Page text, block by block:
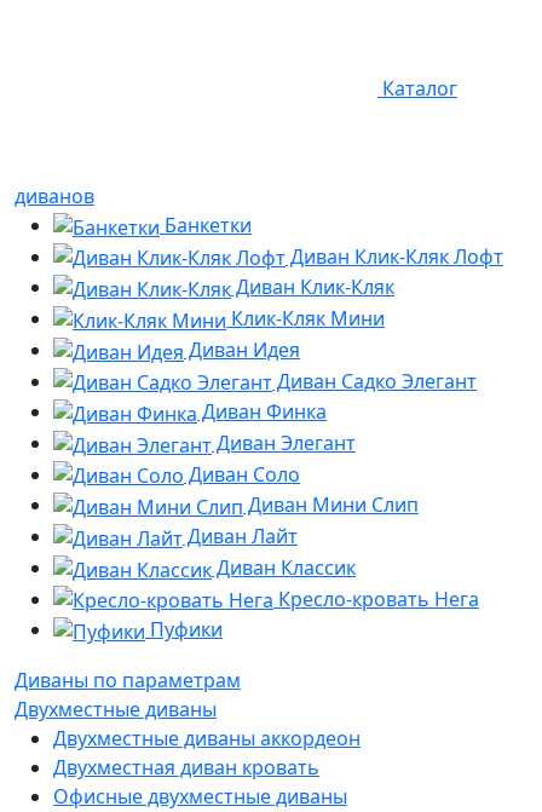
Каталог
диванов
Банкетки
Диван Клик-Кляк Лофт
Диван Клик-Кляк
Клик-Кляк Мини
Диван Идея
Диван Садко Элегант
Диван Финка
Диван Элегант
Диван Соло
Диван Мини Слип
Диван Лайт
Диван Классик
Кресло-кровать Нега
Пуфики
Диваны по параметрам
Двухместные диваны
Двухместные диваны аккордеон
Двухместная диван кровать
Офисные двухместные диваны